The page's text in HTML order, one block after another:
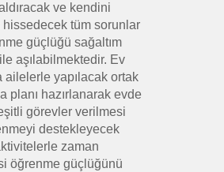
ve kendini
hissedecek tüm sorunlar
güçlüğü sağaltım
aşılabilmektedir. Ev
ailelerle yapılacak ortak
planı hazırlanarak evde
görevler verilmesi
destekleyecek
zaman
öğrenme güçlüğünü